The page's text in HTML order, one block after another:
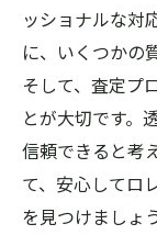
ッショナルな対
に、いくつかの
そして、査定プ
とが大切です。
信頼できると考
て、安心してロ
を見つけましょ